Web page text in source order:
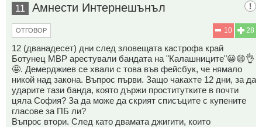
11 Амнести Интернешънъл
28
10
ОТГОВОР
12 (дванадесет) дни след зловещата кастрофа край
Ботунец МВР арестували бандата на "Калашниците"😀😄👌
🤩. Демерджиев се хвали с това във фейсбук, че нямало
никой над закона. Въпрос първи. Защо чакахте 12 дни, за да
ударите тази банда, която държи проститутките в почти
цяла София? За да може да скрият списъците с купените
гласове за ПБ ли?
Въпрос втори. След като двамата джигити, които